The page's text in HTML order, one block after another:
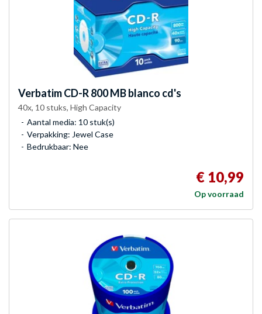
VerbatimCD-R 800 MB blanco cd's
40x, 10 stuks, High Capacity
Aantal media: 10 stuk(s)
Verpakking: Jewel Case
Bedrukbaar: Nee
€ 10,99
Op voorraad